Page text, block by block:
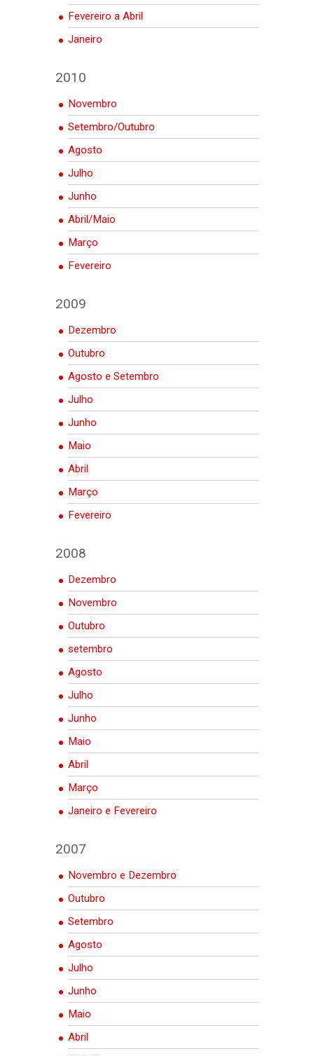
Fevereiro a Abril
Janeiro
2010
Novembro
Setembro/Outubro
Agosto
Julho
Junho
Abril/Maio
Março
Fevereiro
2009
Dezembro
Outubro
Agosto e Setembro
Julho
Junho
Maio
Abril
Março
Fevereiro
2008
Dezembro
Novembro
Outubro
setembro
Agosto
Julho
Junho
Maio
Abril
Março
Janeiro e Fevereiro
2007
Novembro e Dezembro
Outubro
Setembro
Agosto
Julho
Junho
Maio
Abril